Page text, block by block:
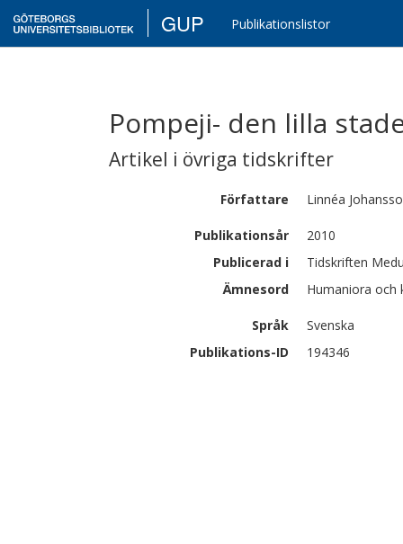
GUP Publikationslistor
Pompeji- den lilla
Artikel i övriga tidskrifter
Författare Linnéa
Publikationsår
2010
Publicerad i
Tidskriften
Ämnesord
Humaniora
Språk
Svenska
Publikations-ID
194346